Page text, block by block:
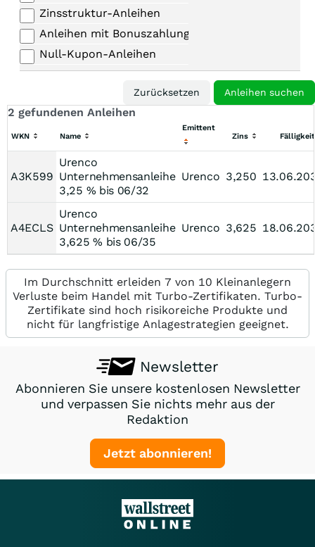
Zinsstruktur-Anleihen
Anleihen mit Bonuszahlungen
Null-Kupon-Anleihen
2 gefundenen Anleihen
WKN Name
Emittent
Zins
Fälligkeit
A3K599
Urenco
Unternehmensanleihe
3,25 % bis 06/32
Urenco 3,250
A4ECLS
Urenco
Unternehmensanleihe
3,625 % bis 06/35
Urenco 3,625
Im Durchschnitt erleiden 7 von 10 Kleinanlegern
Verluste beim Handel mit Turbo-Zertifikaten. Turbo-
Zertifikate sind hoch risikoreiche Produkte und
nicht für langfristige Anlagestrategien geeignet.
Newsletter
Abonnieren Sie unsere kostenlosen Newsletter
und verpassen Sie nichts mehr aus der
Redaktion
Jetzt abonnieren!